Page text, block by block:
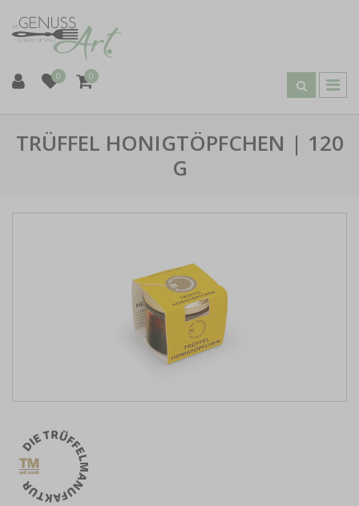
0 0
TRÜFFEL HONIGTÖPFCHEN | 120
G